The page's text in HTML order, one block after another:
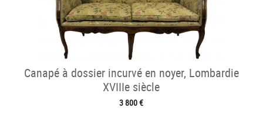
Canapé à dossier incurvé en noyer, Lombardie
XVIIIe siècle
3 800 €